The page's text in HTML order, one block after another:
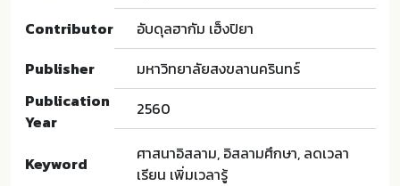
Contributor
อับดุลฮากัม เฮ็งปิยา
Publisher
มหาวิทยาลัยสงขลานครินทร์
Publication
Year
2560
Keyword
ศาสนาอิสลาม, อิสลามศึกษา, ลดเวลา
เรียน เพิ่มเวลารู้